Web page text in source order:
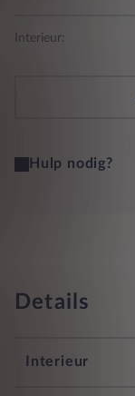
Interieur:
Hulp nodig?
Details
Interieur